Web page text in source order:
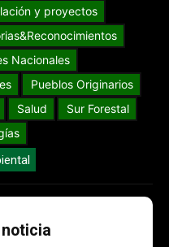
y proyectos
Nacionales
Pueblos Originarios
Salud
Sur Forestal